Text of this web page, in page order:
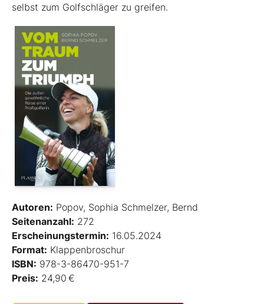
selbst zum Golfschläger zu greifen.
Autoren: Popov, Sophia Schmelzer, Bernd
Seitenanzahl: 272
Erscheinungstermin: 16.05.2024
Format: Klappenbroschur
ISBN: 978-3-86470-951-7
Preis: 24,90 €